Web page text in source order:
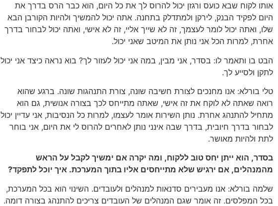
אותו לקוח שבא כועס ורגזן יכול להרוס לך את כל היום, הוא כבר הרס בדרך את
היום לפקיד הבנק, לירקן ולמתדלק בתחנה. אתה יכול להמשיך ולהיות הקורבן הבא
שלו, ואתה יכול לומר לעצמך, זה לא שייך אליי, זה לא אישי, ואתה יכול לבחור בדרך
אחרת, למרות הכל אני נותן את המיטב שאני יכול.
הבט בו ותאמר לו: בסדר, אני מבין, במה אני יכול לעזור לך? בוא נראה כיצד אני יכול
לתקן ולסייע לך.
טלי בורלא: אנו מחנכים לצורת חשיבה שונה, צורת התנהגות שונה. ברגע שהוא
רואה שאתה לא לוקח את זה אישי, שאתה מתייחס לכך בצורה אנושית, גם הוא
מתחיל להתנהג אחרת. נותן השירות אומר לעצמו, למרות כל הנסיבות, אני עדיין יכול
לבחור בדרך חיובית, בדרך שבה אינני נותן לאחרים להרוס לי את היום, אני בוחר
לתת ולהיות מאושר.
בסדר, הוא ייתן יחס טוב ללקוח, ומה יקרה אם ימשיך לקבל על הראש
מהמנהלים, אם ירגיש שלא מתייחסים אליו בתוך המערכת. איך יוכל לתפקד?
שלמה בורלא: אנו מעבירים סדנאות למנהלים ולעובדים. השינוי הוא בכל המערכת,
בכל המפלסים. זה אומר שגם המנהלים של העובדים צריכים להתנהג בצורה דומה.